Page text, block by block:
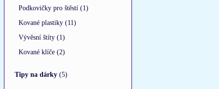
Podkovičky pro štěstí (1)
Kované plastiky (11)
Vývěsní štíty (1)
Kované klíče (2)
Tipy na dárky (5)